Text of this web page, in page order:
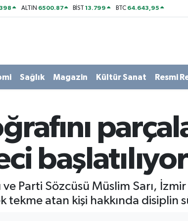
ALTIN 6500.87 BİST13.799 BTC 64.643,95
Sağlık Magazin Kültür Sanat Resmi
ve Parti Sözcüsü Müslim Sarı,
atan kişi hakkında disiplin